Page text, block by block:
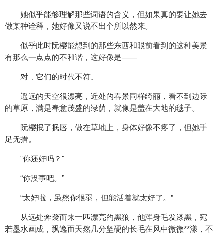
她似乎能够理解那些词语的含义，但如果真的要让她去
做某种诠释，她好像又说不出个所以然来。
似乎此时阮樱能想到的那些东西和眼前看到的这种美景
有那么一点点的不和谐，这好像是——
对，它们的时代不符。
遥远的天空很漂亮，近处的春景同样绮丽，看不到边际
的草原，满是春意茂盛的绿荫，就像是盖在大地的毯子。
阮樱抿了抿唇，做在草地上，身体好像不疼了，但她手
足无措。
“你还好吗？”
“你没事吧。”
“太好啦，虽然你很弱，但能活着就太好了。”
从远处奔袭而来一匹漂亮的黑狼，他浑身毛发漆黑，宛
若墨水画成，飘逸而天然几分坚硬的长毛在风中微微**漾，不